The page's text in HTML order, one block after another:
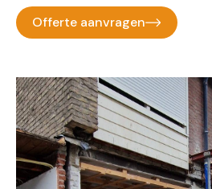
Offerte aanvragen